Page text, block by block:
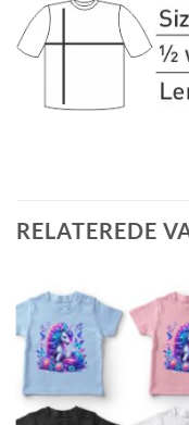
RELATEREDE